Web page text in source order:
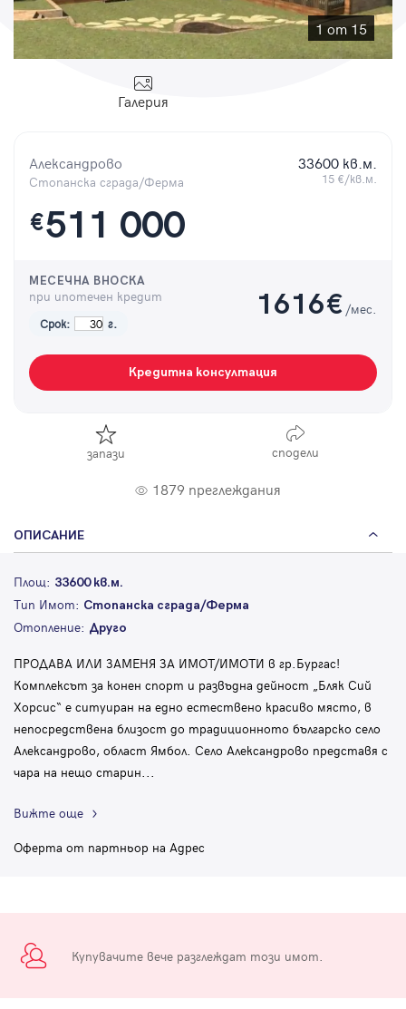
1 от 15
Галерия
Александрово
Стопанска сграда/Ферма
33600 кв.м.
15 €/кв.м.
€511 000
МЕСЕЧНА ВНОСКА
при ипотечен кредит
Срок: г.
1616€ /мес.
Кредитна консултация
запази сподели
1879 преглеждания
ОПИСАНИЕ
Площ: 33600 кв.м.
Тип Имот: Стопанска сграда/Ферма
Отопление: Друго
ПРОДАВА ИЛИ ЗАМЕНЯ ЗА ИМОТ/ИМОТИ в гр.Бургас!
Комплексът за конен спорт и развъдна дейност „Бляк Сий
Хорсис“ е ситуиран на едно естествено красиво място, в
непосредствена близост до традиционното българско село
Александрово, област Ямбол. Село Александрово представя с
чара на нещо старин...
Вижте още
Оферта от партньор на Адрес
Купувачите вече разглеждат този имот.
Парола
Забравена парола
Регистрация